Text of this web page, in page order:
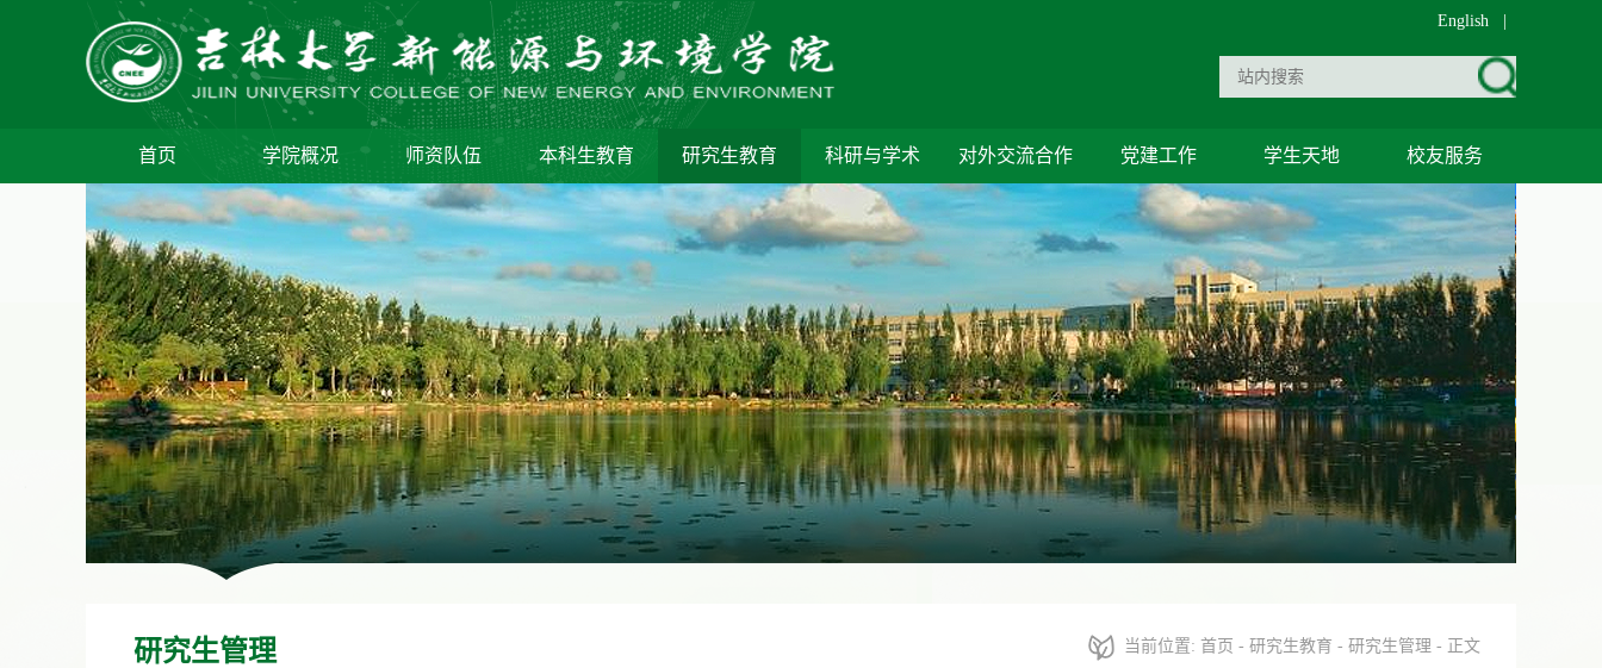
English
首页 学院概况 师资队伍 本科生教育 研究生教育 科研与学术 对外交流合作 党建工作 学生天地 校友服务
研究生管理 当前位置: 首页 - 研究生教育 - 研究生管理 - 正文